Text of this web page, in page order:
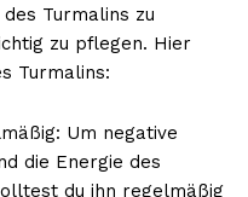
Turmalins zu
zu pflegen. Hier
Turmalins:
Um negative
die Energie des
du ihn regelmäßig